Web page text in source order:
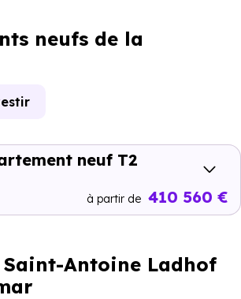
neufs de la
neuf T2
à partir de 410 560 €
Antoine Ladhof